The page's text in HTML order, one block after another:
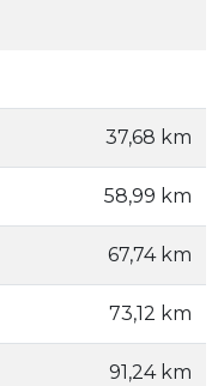
37,68 km
58,99 km
67,74 km
73,12 km
91,24 km